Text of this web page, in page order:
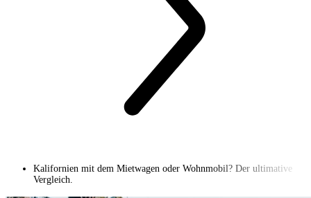
Kalifornien mit dem Mietwagen oder Wohnmobil? Der ultimative
Vergleich.